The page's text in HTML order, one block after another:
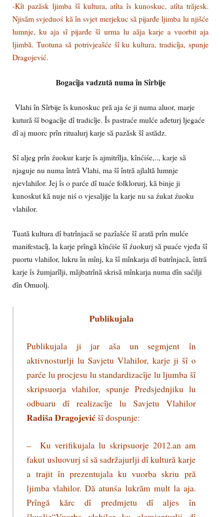
-Kît pazăsk ljimba šî kultura, atîta îs kunoskuc, atîta trăjesk.
Njisăm svjeduoś kă în svjet merjekuc să pijarđe ljimba lu njišće
lumnje, ku aja sî pijarđe šî urma lu aăja karje a vuorbit aja
ljimbă. Tuotuna să potrivjeašće šî ku kultura, tradicîja, spunje
Dragojević.
Bogacîja vadzută numa în Sîrbije
Vlahi în Sîrbije îs kunoskuc pră aja śe ji numa aluor, marje
kutură šî bogacîje dî tradicîje. Îs pastraće mulće ađeturj ljegaće
dî aj muorc prîn ritualurj karje să pazăsk šî astădz.
Sî aljeg prîn źuokur karje îs ajmitrîlja, kînćiśe,.., karje să
njaguje nu numa întră Vlahi, ma šî întră ajlaltă lumnje
njevlahilor. Jej îs o parće dî tuaće folklorurj, kă binje ji
kunoskut kă nuje niś o vjesaljije la karje nu sa źukat źuoku
vlahilor.
Tuată kultura dî batrînjacă se pazîašće šî arată prîn mulće
manifestacîj, la karje prîngă kînćiśe šî źuokurj să puaće vjeđa šî
puortu vlahilor, lukru în mînj, ka šî mînkarja dî batrînjacă, întră
karje îs žumjarîlji, măjbatrînă skrisă mînkarja numa dîn saćilji
dîn Omuolj.
Publikujala
Publikujala ji jar aša un segmjent în
aktivnosturlji lu Savjetu Vlahilor, karje ji šî o
parće lu procjesu lu standardizacîje lu ljumba šî
skripsuorja vlahilor, spunje Predsjednjiku lu
odbuaru dî realizacîje lu Savjetu Vlahilor
Radiša Dragojevićšî dospunje:
– Ku verifikujala lu skripsuorje 2012.an am
fakut usluovurj sî să sadržajurlji dî kultură karje
a trajit în prezentujala ku vuorba skriu pră
ljimba vlahilor. Dă atunśa lukrăm mult la aja.
Prîngă kărc dî predmjetu dî aljes în